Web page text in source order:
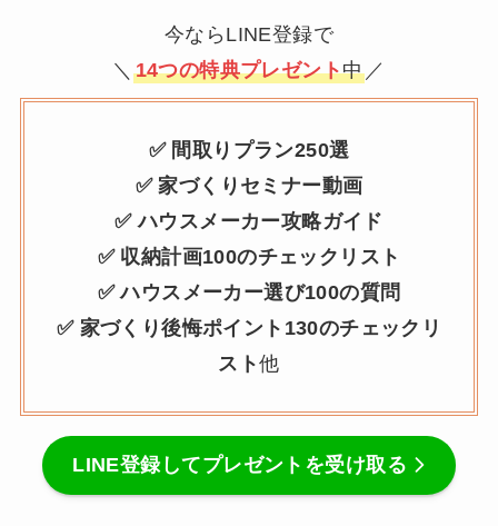
今ならLINE登録で
＼ 14つの特典プレゼント中 ／
✅ 間取りプラン250選
✅ 家づくりセミナー動画
✅ ハウスメーカー攻略ガイド
✅ 収納計画100のチェックリスト
✅ ハウスメーカー選び100の質問
✅ 家づくり後悔ポイント130のチェックリ
スト他
LINE登録してプレゼントを受け取る